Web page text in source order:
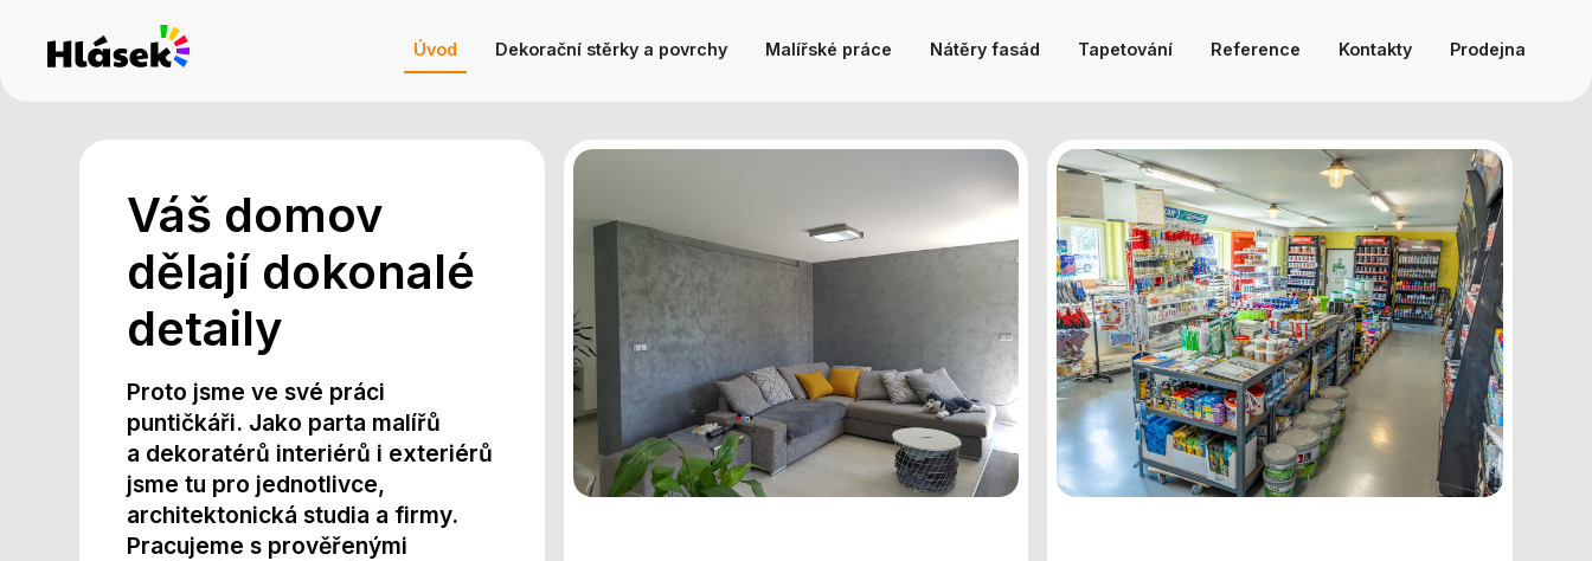
Úvod Dekorační stěrky a povrchy Malířské práce Nátěry fasád Tapetování Reference Kontakty Prodejna
Váš domov
dělají dokonalé
detaily
Proto jsme ve své práci
puntičkáři. Jako parta malířů
a dekoratérů interiérů i exteriérů
jsme tu pro jednotlivce,
architektonická studia a firmy.
Pracujeme s prověřenými